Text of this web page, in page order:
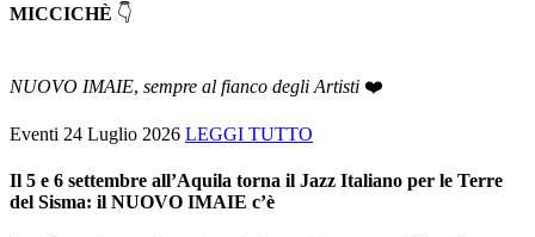
MICCICHÈ 👇
NUOVO IMAIE, sempre al fianco degli Artisti ❤️
Eventi 24 Luglio 2026 LEGGI TUTTO
Il 5 e 6 settembre all’Aquila torna il Jazz Italiano per le Terre
del Sisma: il NUOVO IMAIE c’è